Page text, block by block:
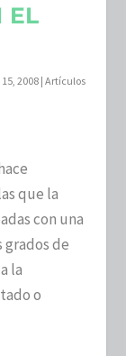
EL
2008|Artículos
que la
con una
de
la
o